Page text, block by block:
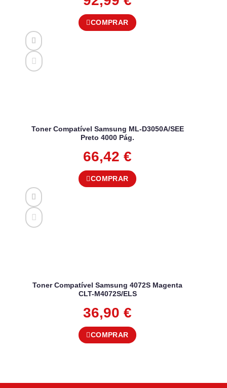
COMPRAR
Toner Compatível Samsung ML-D3050A/SEE
Preto 4000 Pág.
66,42 €
COMPRAR
Toner Compatível Samsung 4072S Magenta
CLT-M4072S/ELS
36,90 €
COMPRAR